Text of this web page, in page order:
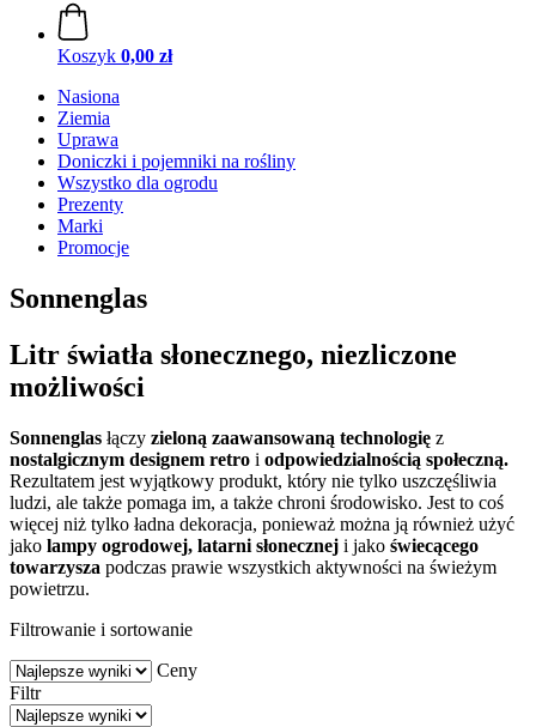
Koszyk 0,00 zł
Nasiona
Ziemia
Uprawa
Doniczki i pojemniki na rośliny
Wszystko dla ogrodu
Prezenty
Marki
Promocje
Sonnenglas
Litr światła słonecznego, niezliczone
możliwości
Sonnenglas łączy zieloną zaawansowaną technologię z
nostalgicznym designem retro i odpowiedzialnością społeczną.
Rezultatem jest wyjątkowy produkt, który nie tylko uszczęśliwia
ludzi, ale także pomaga im, a także chroni środowisko. Jest to coś
więcej niż tylko ładna dekoracja, ponieważ można ją również użyć
jako lampy ogrodowej, latarni słonecznej i jako świecącego
towarzysza podczas prawie wszystkich aktywności na świeżym
powietrzu.
Filtrowanie i sortowanie
Ceny
Filtr